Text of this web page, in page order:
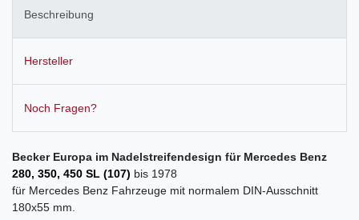
Beschreibung
Hersteller
Noch Fragen?
Becker Europa im Nadelstreifendesign für Mercedes Benz
280, 350, 450 SL (107) bis 1978
für Mercedes Benz Fahrzeuge mit normalem DIN-Ausschnitt
180x55 mm.